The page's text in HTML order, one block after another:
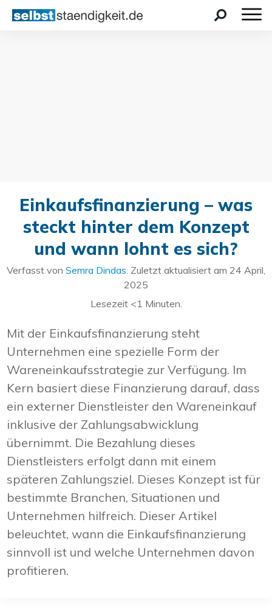
Einkaufsfinanzierung – was
steckt hinter dem Konzept
und wann lohnt es sich?
Verfasst von Semra Dindas. Zuletzt aktualisiert am 24 April,
2025
Lesezeit <1 Minuten.
Mit der Einkaufsfinanzierung steht
Unternehmen eine spezielle Form der
Wareneinkaufsstrategie zur Verfügung. Im
Kern basiert diese Finanzierung darauf, dass
ein externer Dienstleister den Wareneinkauf
inklusive der Zahlungsabwicklung
übernimmt. Die Bezahlung dieses
Dienstleisters erfolgt dann mit einem
späteren Zahlungsziel. Dieses Konzept ist für
bestimmte Branchen, Situationen und
Unternehmen hilfreich. Dieser Artikel
beleuchtet, wann die Einkaufsfinanzierung
sinnvoll ist und welche Unternehmen davon
profitieren.